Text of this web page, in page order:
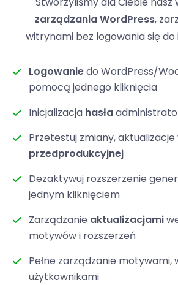
zarządzania WordPress,
witrynami bez logowania się do
Logowaniedo WordPress/
pomocą jednego kliknięcia
Inicjalizacja hasła
Przetestuj zmiany,
przedprodukcyjnej
Dezaktywuj rozszerzenie
jednym kliknięciem
Zarządzanie aktualizacjami
motywów i rozszerzeń
Pełne zarządzanie motywami,
użytkownikami